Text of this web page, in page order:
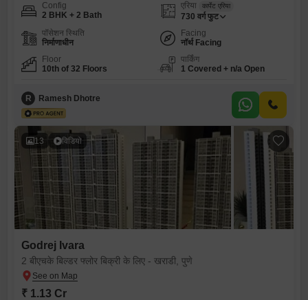
Config
2 BHK + 2 Bath
एरिया कार्पेट एरिया
730 वर्ग फुट
पॉसेशन स्थिति
निर्माणाधीन
Facing
नॉर्थ Facing
Floor
10th of 32 Floors
पार्किंग
1 Covered + n/a Open
R Ramesh Dhotre
13 विडियो
Godrej Ivara
2 बीएचके बिल्डर फ्लोर बिक्री के लिए - खराडी, पुणे
₹ 1.13 Cr